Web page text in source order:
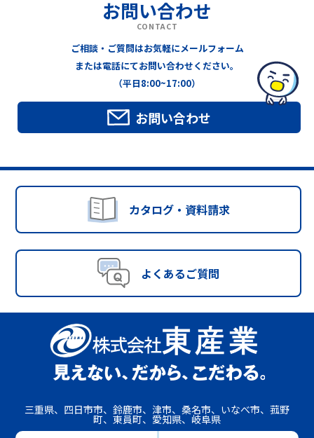
お問い合わせ
CONTACT
ご相談・ご質問はお気軽にメールフォーム
または電話にてお問い合わせください。
（平日8:00~17:00）
お問い合わせ
カタログ・資料請求
よくあるご質問
三重県、四日市市、鈴鹿市、津市、桑名市、いなべ市、菰野
町、東員町、愛知県、岐阜県